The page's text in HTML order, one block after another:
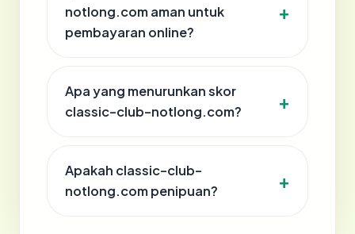
notlong.com aman untuk
pembayaran online?
Apa yang menurunkan skor
classic-club-notlong.com?
Apakah classic-club-
notlong.com penipuan?